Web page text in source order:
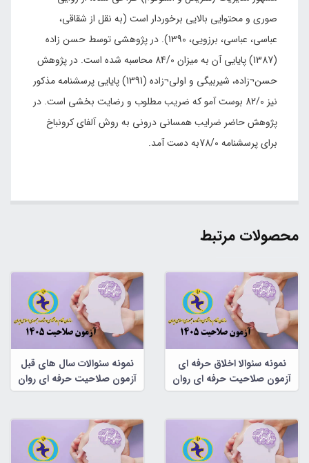
صوری و محتوایی بالایی برخوردار است (به نقل از شقاقی،
عباسی، عباسی، برزویی، 1390). در پژوهشی توسط حسن زاده
(1387) پایایی آن به میزان 84/0 محاسبه شده است. در پژوهش
حسن¬زاده، شیربیگی و اولی¬زاده (1391) پایایی پرسشنامه مذکور
نیز 82/0 بوست آمو که ضریب مطلوب و رضایت بخشی است. در
پژوهش حاضر ضرایب همسانی درونی به روش آلفای کرونباخ
برای پرسشنامه 78/0به دست آمد.
محصولات مرتبط
نمونه سئوالا اخلاق حرفه ای
آزمون صلاحیت حرفه ای روان
شناسان و مشاوران
نمونه سئوالات سال های قبل
آزمون صلاحیت حرفه ای روان
شناسان و مشاوران